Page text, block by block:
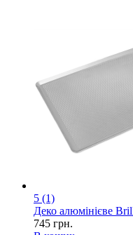
5 (1)
Деко алюмінієве
745 грн.